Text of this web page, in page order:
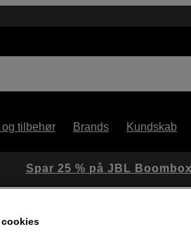
og tilbehør Brands Kundskab
Spar 25 % på JBL